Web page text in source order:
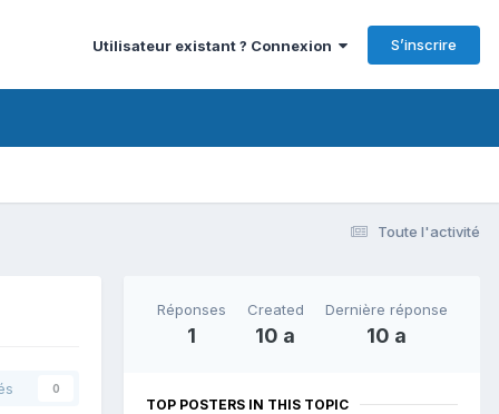
Utilisateur existant ? Connexion S’inscrire
Toute l'activité
0
Réponses
1
Created
10 a
Dernière réponse
10 a
TOP POSTERS IN THIS TOPIC